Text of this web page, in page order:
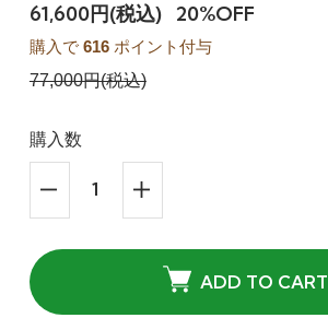
61,600円(税込) 20%OFF
購入で 616ポイント付与
77,000円(税込)
購入数
ADD TO CART